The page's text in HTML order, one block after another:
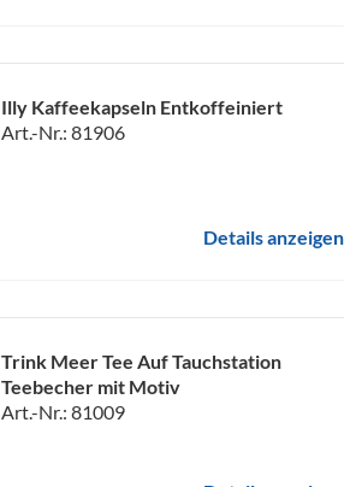
Illy Kaffeekapseln Entkoffeiniert
Art.-Nr.: 81906
Details anzeigen
Trink Meer Tee Auf Tauchstation
Teebecher mit Motiv
Art.-Nr.: 81009